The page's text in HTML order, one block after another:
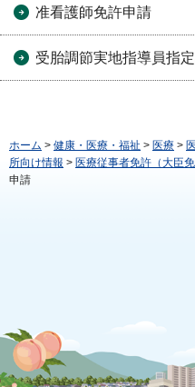
准看護師免許申請
受胎調節実地指導員指
ホーム > 健康・医療・福祉 > 医療 >
所向け情報 > 医療従事者免許（大臣免
申請